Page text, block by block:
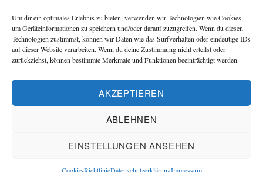
Um dir ein optimales Erlebnis zu bieten, verwenden wir Technologien wie Cookies,
um Geräteinformationen zu speichern und/oder darauf zuzugreifen. Wenn du diesen
Technologien zustimmst, können wir Daten wie das Surfverhalten oder eindeutige IDs
auf dieser Website verarbeiten. Wenn du deine Zustimmung nicht erteilst oder
zurückziehst, können bestimmte Merkmale und Funktionen beeinträchtigt werden.
AKZEPTIEREN
ABLEHNEN
EINSTELLUNGEN ANSEHEN
Wie funktioniert das Blog ?
anzeigen
Impressum
Cookie-Richtlinie (EU)
Datenschutzerklärung
Mit Stolz präsentiert von Schachverein